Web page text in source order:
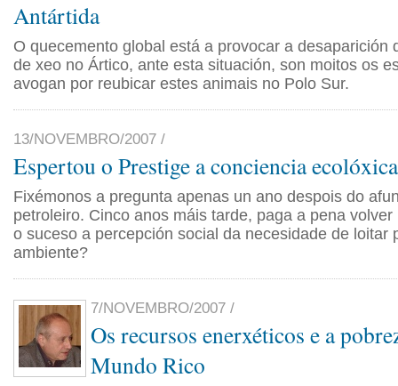
Antártida
O quecemento global está a provocar a desaparición
de xeo no Ártico, ante esta situación, son moitos os
avogan por reubicar estes animais no Polo Sur.
13/NOVEMBRO/2007 /
Espertou o Prestige a conciencia
Fixémonos a pregunta apenas un ano despois do
petroleiro. Cinco anos máis tarde, paga a pena
o suceso a percepción social da necesidade de loitar
ambiente?
7/NOVEMBRO/2007 /
Os recursos enerxéticos e a
Mundo Rico